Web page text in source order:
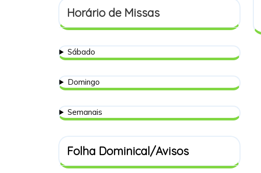
Horário de Missas
Sábado
Domingo
Semanais
Folha Dominical/Avisos